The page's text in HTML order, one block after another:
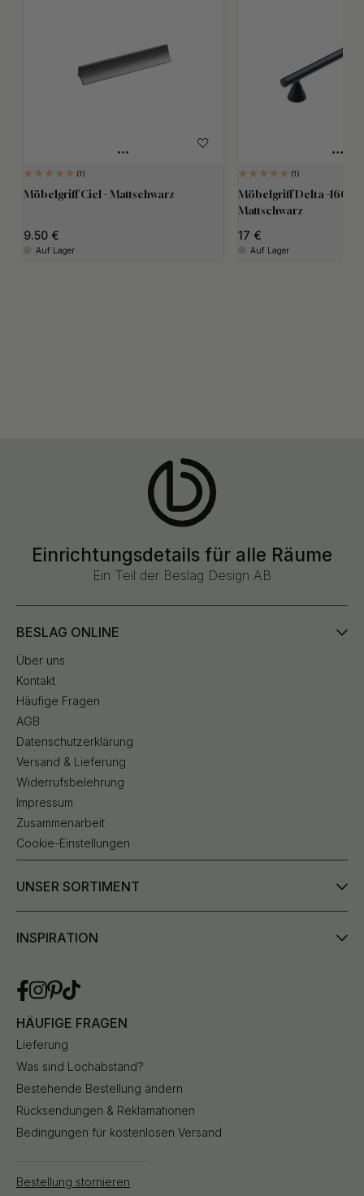
1
Möbelgriff Ciel - Mattschwarz
9.50
Auf Lager
1
Möbelgriff Delta -
Mattschwarz
17
Auf Lager
Einrichtungsdetails für alle Räume
Ein Teil der Beslag Design AB
BESLAG ONLINE
Über uns
Kontakt
Häufige Fragen
AGB
Datenschutzerklärung
Versand & Lieferung
Widerrufsbelehrung
Impressum
Zusammenarbeit
Cookie-Einstellungen
UNSER SORTIMENT
INSPIRATION
HÄUFIGE FRAGEN
Lieferung
Was sind Lochabstand?
Bestehende Bestellung ändern
Rücksendungen & Reklamationen
Bedingungen für kostenlosen Versand
Bestellung stornieren